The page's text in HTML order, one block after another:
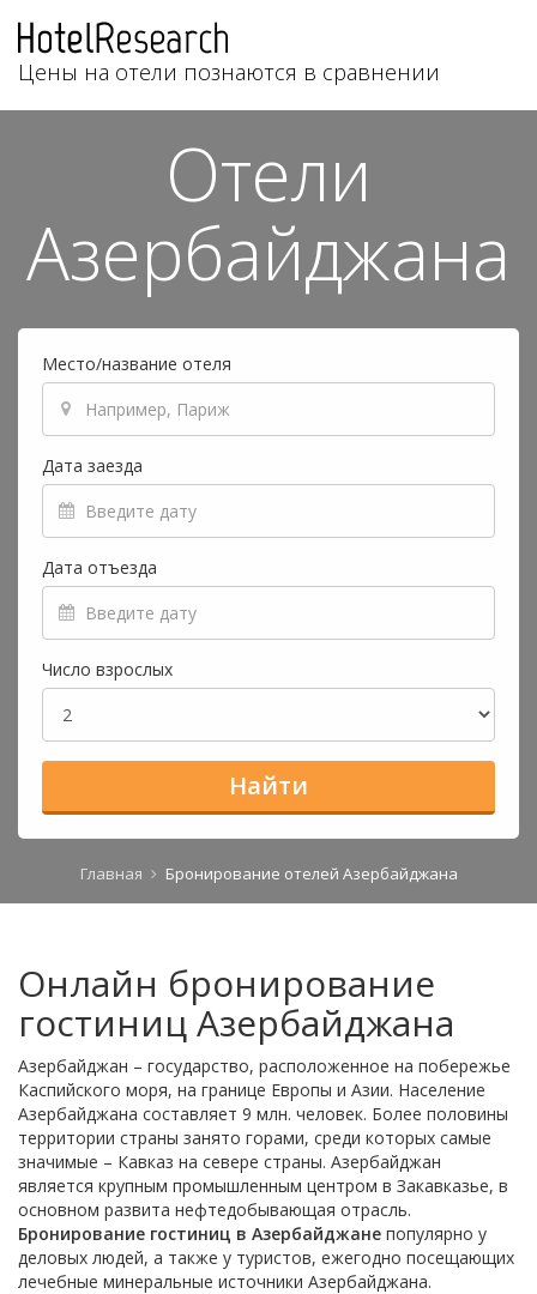
Цены на отели познаются в сравнении
Отели
Азербайджана
Место/название отеля
Дата заезда
Дата отъезда
Число взрослых
Найти
Главная Бронирование отелей Азербайджана
Онлайн бронирование
гостиниц Азербайджана
Азербайджан – государство, расположенное на побережье
Каспийского моря, на границе Европы и Азии. Население
Азербайджана составляет 9 млн. человек. Более половины
территории страны занято горами, среди которых самые
значимые – Кавказ на севере страны. Азербайджан
является крупным промышленным центром в Закавказье, в
основном развита нефтедобывающая отрасль.
Бронирование гостиниц в Азербайджане популярно у
деловых людей, а также у туристов, ежегодно посещающих
лечебные минеральные источники Азербайджана.